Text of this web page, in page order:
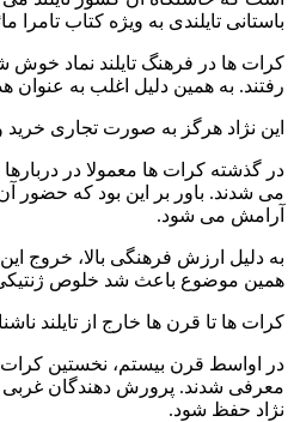
باستانی تایلندی به‌ ویژه کتاب
کرات‌ ها در فرهنگ تایلند نماد
رفتند. به همین دلیل اغلب به‌ عنوان
این نژاد هرگز به‌ صورت تجاری
در گذشته کرات‌ ها معمولا در
می‌ شدند. باور بر این بود که حضور
آرامش می‌ شود.
به‌ دلیل ارزش فرهنگی بالا، خروج این
همین موضوع باعث شد خلوص
کرات‌ ها تا قرن‌ ها خارج از تایلند
در اواسط قرن بیستم، نخستین کرات‌
معرفی شدند. پرورش‌ دهندگان
نژاد حفظ شود.